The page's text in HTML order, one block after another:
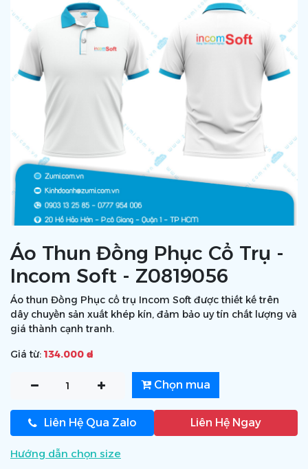
Áo Thun Đồng Phục Cổ Trụ -
Incom Soft - Z0819056
Áo thun Đồng Phục cổ trụ Incom Soft được thiết kế trên
dây chuyền sản xuất khép kín, đảm bảo uy tín chất lượng và
giá thành cạnh tranh.
Giá từ: 134.000 ₫
Chọn mua
Liên Hệ Qua Zalo Liên Hệ Ngay
Hướng dẫn chọn size